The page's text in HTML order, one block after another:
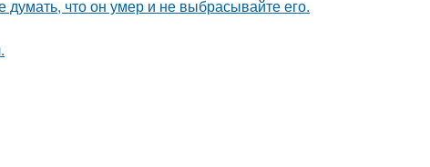
что он умер и не выбрасывайте его.